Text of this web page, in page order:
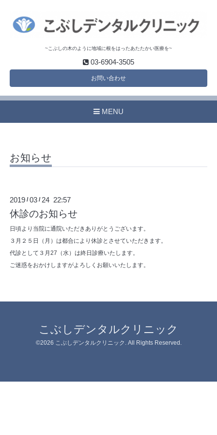
~こぶしの木のように地域に根をはったあたたかい医療を~
03-6904-3505
お問い合わせ
MENU
お知らせ
2019 /03 / 24 22:57
休診のお知らせ
日頃より当院に通院いただきありがとうございます。
３月２５日（月）は都合により休診とさせていただきます。
代診として３月27（水）は終日診療いたします。
ご迷惑をおかけしますがよろしくお願いいたします。
こぶしデンタルクリニック
©2026 こぶしデンタルクリニック . All Rights Reserved.